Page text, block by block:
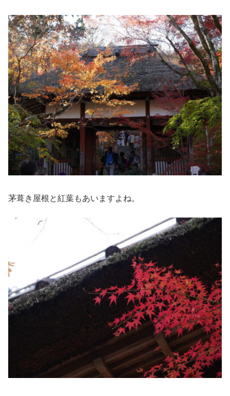
茅葺き屋根と紅葉もあいますよね。